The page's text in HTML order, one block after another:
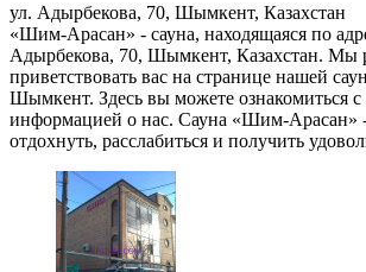
ул. Адырбекова, 70, Шымкент, Казахстан
«Шим-Арасан» - сауна, находящаяся по
Адырбекова, 70, Шымкент, Казахстан. Мы
приветствовать вас на странице нашей
Шымкент. Здесь вы можете ознакомиться с
информацией о нас. Сауна «Шим-Арасан»
отдохнуть, расслабиться и получить